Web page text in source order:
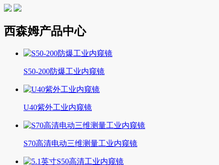
西森姆产品中心
S50-200防爆工业内窥镜
U40紫外工业内窥镜
S70高清电动三维测量工业内窥镜